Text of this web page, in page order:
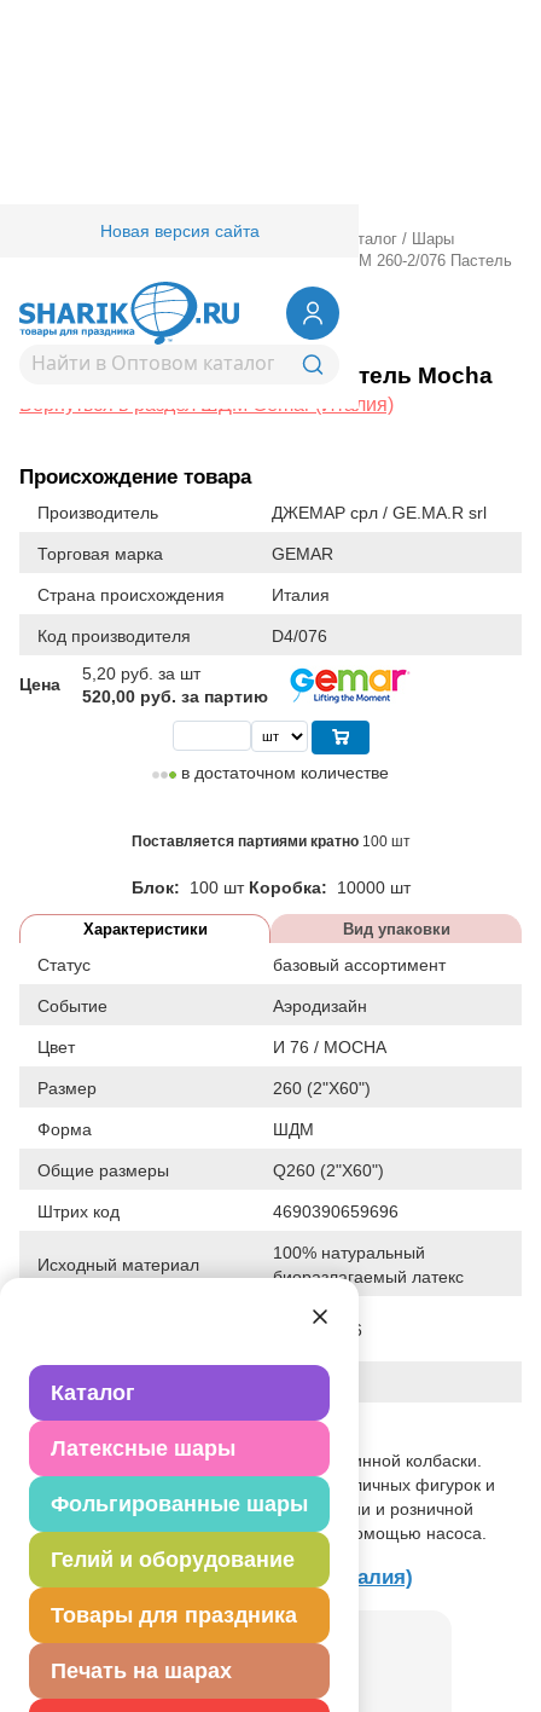
Каталог
Латексные шары
Фольгированные шары
Гелий и оборудование
Товары для праздника
Печать на шарах
Новая версия сайта
Товары для праздника/ Оптовый каталог /
Шары
ШДМ 260-2/076 Пастель
1107-0892ШДМ 260-2/076 Пастель Mocha
Вернуться в раздел ШДМ Gemar (Италия)
Происхождение товара
Производитель ДЖЕМАР срл / GE.MA.R srl
Торговая марка GEMAR
Страна происхождения Италия
Код производителя D4/076
Цена
5,20 руб. за шт
520,00 руб. за партию
в достаточном количестве
Поставляется партиями кратно 100 шт
Блок: 100 шт Коробка: 10000 шт
Характеристики Вид упаковки
Статус базовый ассортимент
Событие Аэродизайн
Цвет И 76 / MOCHA
Размер 260 (2"X60")
Форма ШДМ
Общие размеры Q260 (2"X60")
Штрих код 4690390659696
Исходный материал
100% натуральный
биоразлагаемый латекс
21-04-2026
Вес
Описание товара
Шар из натурального латекса в виде длинной колбаски.
Используется для конструирования различных фигурок и
композиций. Применяется в оформлении и розничной
торговле. Надувать только воздухом с помощью насоса.
Товар из разделаШДМ Gemar (Италия)